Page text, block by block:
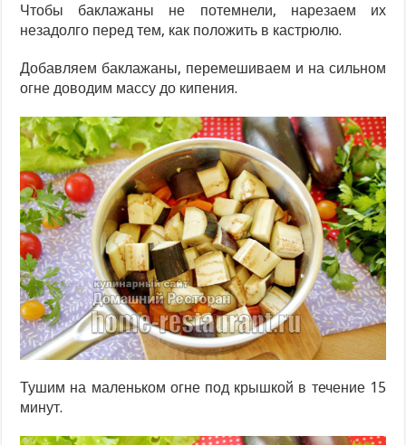
Чтобы баклажаны не потемнели, нарезаем их
незадолго перед тем, как положить в кастрюлю.
Добавляем баклажаны, перемешиваем и на сильном
огне доводим массу до кипения.
Тушим на маленьком огне под крышкой в течение 15
минут.